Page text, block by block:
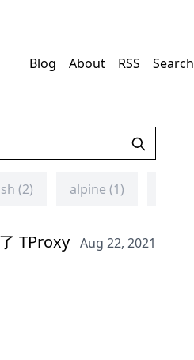
Blog About RSS Search
(2) alpine (1)
TProxy Aug 22, 2021